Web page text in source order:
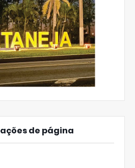
de página